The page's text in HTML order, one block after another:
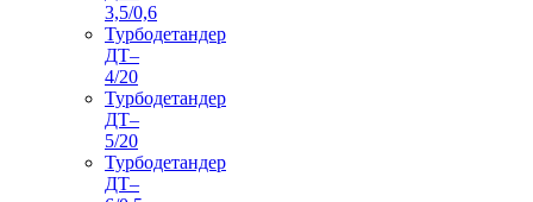
3,5/0,6
Турбодетандер
ДТ–
4/20
Турбодетандер
ДТ–
5/20
Турбодетандер
ДТ–